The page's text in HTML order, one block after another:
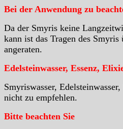
Bei der Anwendung zu
Da der Smyris keine
kann ist das Tragen des
angeraten.
Edelsteinwasser, Essenz,
Smyriswasser,
nicht zu empfehlen.
Bitte beachten Sie